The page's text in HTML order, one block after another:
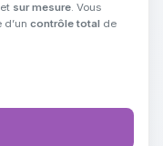
et sur mesure. Vous
d’un contrôle total de